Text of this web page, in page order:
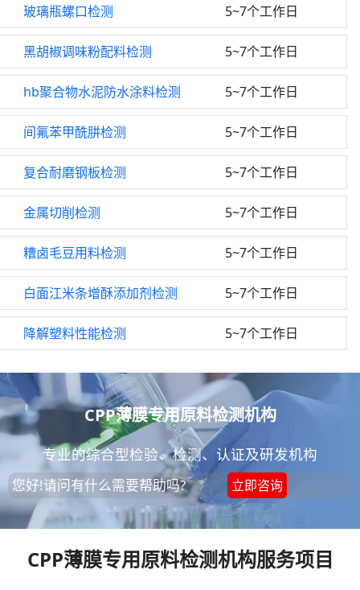
玻璃瓶螺口检测 5~7个工作日
黑胡椒调味粉配料检测 5~7个工作日
hb聚合物水泥防水涂料检测 5~7个工作日
间氟苯甲酰肼检测 5~7个工作日
复合耐磨钢板检测 5~7个工作日
金属切削检测 5~7个工作日
糟卤毛豆用料检测 5~7个工作日
白面江米条增酥添加剂检测 5~7个工作日
降解塑料性能检测 5~7个工作日
CPP薄膜专用原料检测机构
专业的综合型检验、检测、认证及研发机构
您好!请问有什么需要帮助吗? 立即咨询
CPP薄膜专用原料检测机构服务项目